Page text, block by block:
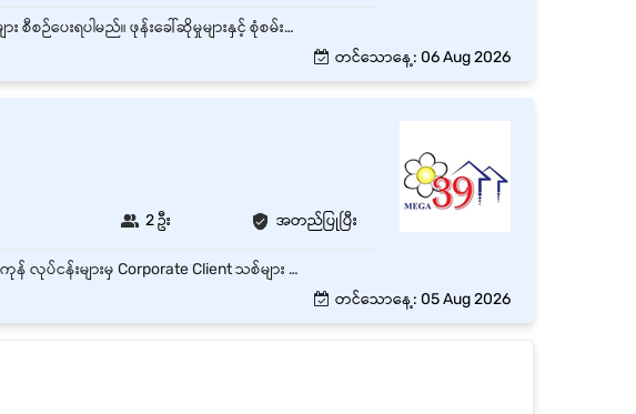
လူနာများအား နွေးထွေးပျူငှာစွာ ကြိုဆိုလက်ခံပြီး စာရင်းသွင်းခြင်း၊ ချိန်းဆိုမှုများ စီစဉ်ပေးရပါမည်။ ဖုန်းခေါ်ဆိုမှုများနှင့် စုံစမ်းမေးမြန်းမှုများကို အချိန်မီ ဖြေကြားပေးရပါမည်။ သက်ဆိုင်ရာဌာနများနှင့် ညှိနှိုင်းဆောင်ရွက်နိုင်သူ ဖြစ်ရပါမည်။
တင်သောနေ့: 06 Aug 2026
2 ဦး အတည်ပြုပြီး
B2B ဖောက်သည်သစ် ရှာဖွေခြင်း: FMCG၊ အစားအသောက်၊ ဆေးဝါးနှင့် အလှကုန် လုပ်ငန်းများမှ Corporate Client သစ်များ ရှာဖွေရန်။ Target ပြည့်မီအောင် ရောင်းချခြင်း: သတ်မှတ်ထားသော လစဉ်/နှစ်စဉ် Sales Target များကို ပြည့်မီအောင် ဆောင်ရွက်ရန်။ ဖောက်သည် ဆက်ဆံရေး ထိန်းသိမ်းခြင်း: Existing Clients များနှင့် ရေရှည်ဆက်ဆံရေး တည်ဆောက်ပြီး Repeat Orders များနှင့် ဈေးနှုန်း ညှိနှိုင်းမှုများ ဆောင်ရွက်ရန်။ Internal Coordination: Client လိုအပ်သည့် Label Specifications များကို Design နှင့် Production Team ထံ အမှားအယွင်းမရှိ ပေါင်းစပ်ညှိနှိုင်း ပေးပို့ရန်။ အစီရင်ခံစာ တင်ပြခြင်း: Sales Pipeline၊ လစဉ်ရောင်းအား အစီရင်ခံစာများနှင့် Payments Follow-up များကို စနစ်တကျ တင်ပြရန်။
တင်သောနေ့: 05 Aug 2026